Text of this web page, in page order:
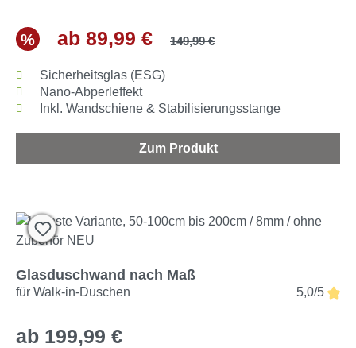
% ab 89,99 € 149,99 €
Sicherheitsglas (ESG)
Nano-Abperleffekt
Inkl. Wandschiene & Stabilisierungsstange
Zum Produkt
Glasduschwand nach Maß
für Walk-in-Duschen 5,0/5
ab 199,99 €